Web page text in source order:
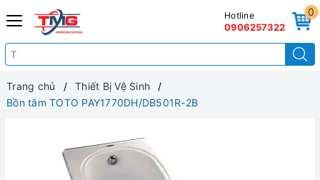
0
Hotline
0906257322
Trang chủ
Thiết Bị Vệ Sinh
Bồn tắm TOTO PAY1770DH/DB501R-2B